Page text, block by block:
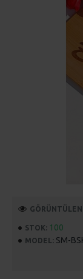
STOK: 100
MODEL: SM-